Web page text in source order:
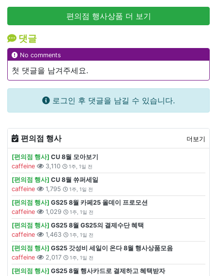
편의점 행사상품 더 보기
댓글
No comments
첫 댓글을 남겨주세요.
로그인 후 댓글을 남길 수 있습니다.
편의점 행사 더보기
[편의점 행사] CU 8월 모아보기
caffeine
3,110 1주, 1일 전
[편의점 행사] CU 8월 쓔퍼세일
caffeine
1,795 1주, 1일 전
[편의점 행사] GS25 8월 카페25 올데이 프로모션
caffeine
1,029 1주, 1일 전
[편의점 행사] GS25 8월 GS25의 결제수단 혜택
caffeine
1,463 1주, 1일 전
[편의점 행사] GS25 갓성비 세일이 온다 8월 행사상품모음
caffeine
2,017 1주, 1일 전
[편의점 행사] GS25 8월 행사카드로 결제하고 혜택받자